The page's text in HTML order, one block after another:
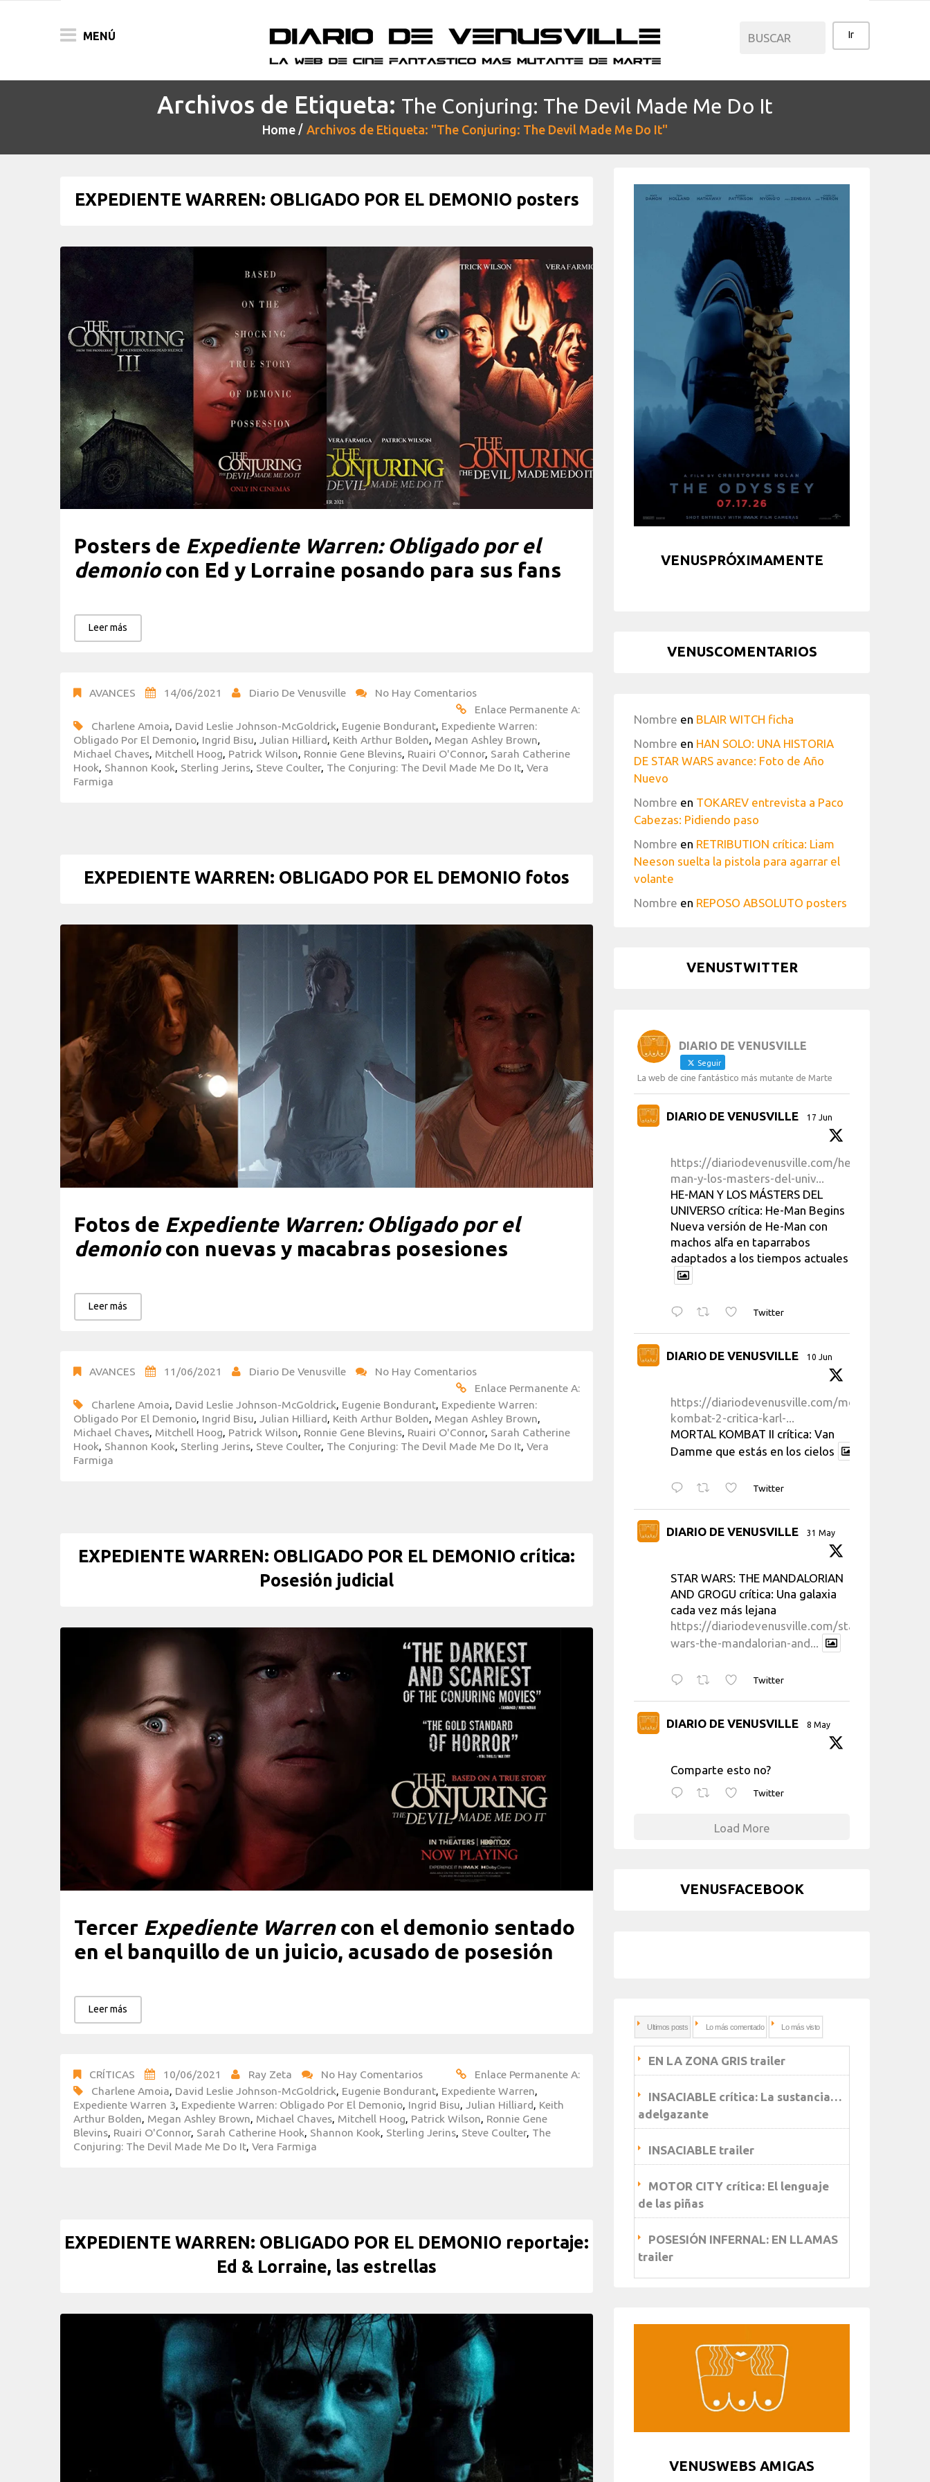
MENÚ
Archivos de Etiqueta: The Conjuring: The Devil Made Me Do It
Home Archivos de Etiqueta: "The Conjuring: The Devil Made Me Do It"
EXPEDIENTE WARREN: OBLIGADO POR EL DEMONIO posters
Posters de Expediente Warren: Obligado por el
demoniocon Ed y Lorraine posando para sus fans
Leer más
AVANCES 14/06/2021 Diario De Venusville
No Hay Comentarios
Enlace Permanente A:
Charlene Amoia, David Leslie Johnson-McGoldrick, Eugenie Bondurant, Expediente Warren:
Obligado Por El Demonio, Ingrid Bisu, Julian Hilliard, Keith Arthur Bolden, Megan Ashley Brown,
Michael Chaves, Mitchell Hoog, Patrick Wilson, Ronnie Gene Blevins, Ruairi O'Connor, Sarah Catherine
Hook, Shannon Kook, Sterling Jerins, Steve Coulter, The Conjuring: The Devil Made Me Do It, Vera
Farmiga
EXPEDIENTE WARREN: OBLIGADO POR EL DEMONIO fotos
Fotos de Expediente Warren: Obligado por el
demoniocon nuevas y macabras posesiones
Leer más
AVANCES 11/06/2021 Diario De Venusville
No Hay Comentarios
Enlace Permanente A:
Charlene Amoia, David Leslie Johnson-McGoldrick, Eugenie Bondurant, Expediente Warren:
Obligado Por El Demonio, Ingrid Bisu, Julian Hilliard, Keith Arthur Bolden, Megan Ashley Brown,
Michael Chaves, Mitchell Hoog, Patrick Wilson, Ronnie Gene Blevins, Ruairi O'Connor, Sarah Catherine
Hook, Shannon Kook, Sterling Jerins, Steve Coulter, The Conjuring: The Devil Made Me Do It, Vera
Farmiga
EXPEDIENTE WARREN: OBLIGADO POR EL DEMONIO crítica:
Posesión judicial
Tercer Expediente Warrencon el demonio sentado
en el banquillo de un juicio, acusado de posesión
Leer más
CRÍTICAS 10/06/2021 Ray Zeta No Hay Comentarios
Enlace Permanente A:
Charlene Amoia David Leslie Johnson-McGoldrick Eugenie Bondurant Expediente Warren
Expediente Warren 3 Expediente Warren: Obligado Por El Demonio Ingrid Bisu Julian Hilliard Keith
Arthur Bolden Megan Ashley Brown Michael Chaves Mitchell Hoog Patrick Wilson Ronnie Gene
Blevins Ruairi O'Connor, Sarah Catherine Hook Shannon Kook Sterling Jerins Steve Coulter, The
Conjuring: The Devil Made Me Do It Vera Farmiga
EXPEDIENTE WARREN: OBLIGADO POR EL DEMONIO reportaje:
Ed & Lorraine, las estrellas
VENUSPRÓXIMAMENTE
VENUSCOMENTARIOS
Nombre en BLAIR WITCH ficha
Nombre en HAN SOLO: UNA HISTORIA
DE STAR WARS avance: Foto de Año
Nuevo
Nombre en TOKAREV entrevista a Paco
Cabezas: Pidiendo paso
Nombre en RETRIBUTION crítica: Liam
Neeson suelta la pistola para agarrar el
volante
Nombre en REPOSO ABSOLUTO posters
VENUSTWITTER
DIARIO DE VENUSVILLE
Seguir
La web de cine fantástico más mutante de Marte
DIARIO DE VENUSVILLE 17 Jun
https://diariodevenusville.com/he-
man-y-los-masters-del-univ...
HE-MAN Y LOS MÁSTERS DEL
UNIVERSO crítica: He-Man Begins
Nueva versión de He-Man con
machos alfa en taparrabos
adaptados a los tiempos actuales
Twitter
DIARIO DE VENUSVILLE 10 Jun
https://diariodevenusville.com/mortal-
kombat-2-critica-karl-...
MORTAL KOMBAT II crítica: Van
Damme que estás en los cielos
Twitter
DIARIO DE VENUSVILLE 31 May
STAR WARS: THE MANDALORIAN
AND GROGU crítica: Una galaxia
cada vez más lejana
https://diariodevenusville.com/star-
wars-the-mandalorian-and...
Twitter
DIARIO DE VENUSVILLE 8 May
Comparte esto no?
Twitter
Load More
VENUSFACEBOOK
Ultimos posts Lo más comentado Lo más visto
EN LA ZONA GRIS trailer
INSACIABLE crítica: La sustancia…
adelgazante
INSACIABLE trailer
MOTOR CITY crítica: El lenguaje
de las piñas
POSESIÓN INFERNAL: EN LLAMAS
trailer
VENUSWEBS AMIGAS
FESTIVALES
CATEGORÍAS